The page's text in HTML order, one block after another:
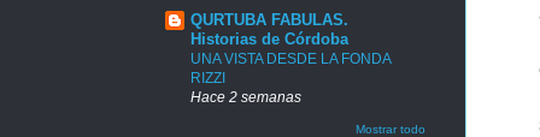
QURTUBA FABULAS.
Historias de Córdoba
UNA VISTA DESDE LA FONDA
RIZZI
Hace 2 semanas
Mostrar todo